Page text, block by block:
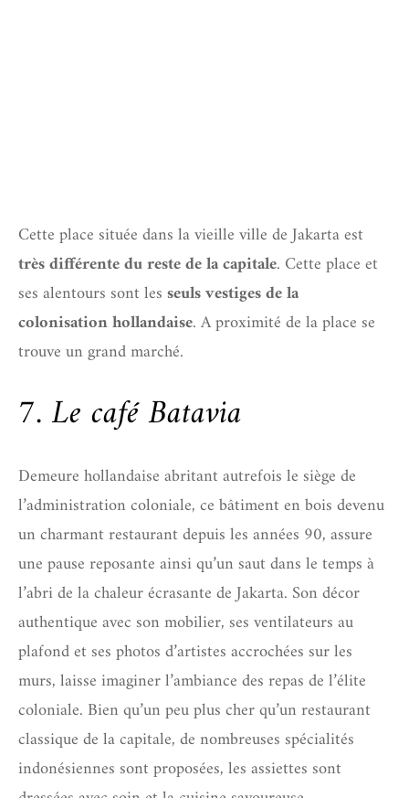
Cette place située dans la vieille ville de Jakarta est
très différente du reste de la capitale. Cette place et
ses alentours sont lesseuls vestiges de la
colonisation hollandaise. A proximité de la place se
trouve un grand marché.
7. Le café Batavia
Demeure hollandaise abritant autrefois le siège de
l’administration coloniale, ce bâtiment en bois devenu
un charmant restaurant depuis les années 90, assure
une pause reposante ainsi qu’un saut dans le temps à
l’abri de la chaleur écrasante de Jakarta. Son décor
authentique avec son mobilier, ses ventilateurs au
plafond et ses photos d’artistes accrochées sur les
murs, laisse imaginer l’ambiance des repas de l’élite
coloniale. Bien qu’un peu plus cher qu’un restaurant
classique de la capitale, de nombreuses spécialités
indonésiennes sont proposées, les assiettes sont